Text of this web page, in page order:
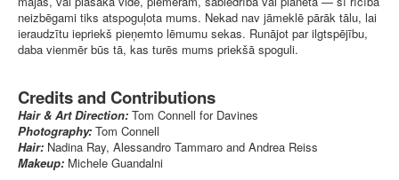
neizbēgami tiks atspoguļota mums. Nekad nav jāmeklē pārāk tālu, lai
ieraudzītu iepriekš pieņemto lēmumu sekas. Runājot par ilgtspējību,
daba vienmēr būs tā, kas turēs mums priekšā spoguli.
Credits and Contributions
Hair & Art Direction: Tom Connell for Davines
Photography: Tom Connell
Hair: Nadina Ray, Alessandro Tammaro and Andrea Reiss
Makeup: Michele Guandalni